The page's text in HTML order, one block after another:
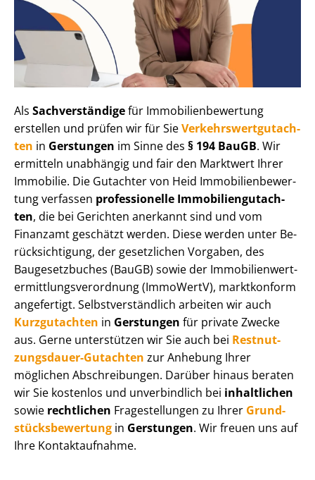
Als Sachverständigefür Im­mo­bi­li­en­be­wer­tung
erstellen und prüfen wir für SieVer­kehrs­wert­gut­ach­
ten in Gerstungen im Sinne des § 194 BauGB. Wir
ermitteln unabhängig und fair den Marktwert Ihrer
Immobilie. Die Gutachter von Heid Im­mo­bi­li­en­be­wer­
tung verfassen professionelle Im­mo­bi­li­en­gut­ach­
ten, die bei Gerichten anerkannt sind und vom
Finanzamt geschätzt werden. Diese werden unter Be­
rück­sich­ti­gung, der gesetzlichen Vorgaben, des
Baugesetzbuches (BauGB) sowie der Im­mo­bi­li­en­wert­
ermitt­lungs­ver­ord­nung (ImmoWertV), marktkonform
angefertigt. Selbst­ver­ständ­lich arbeiten wir auch
Kurzgutachten in Gerstungen für private Zwecke
aus. Gerne unterstützen wir Sie auch bei Rest­nut­
zungs­dau­er-Gutachten zur Anhebung Ihrer
möglichen Abschreibungen. Darüber hinaus beraten
wir Sie kostenlos und unverbindlich bei inhaltlichen
sowie rechtlichen Fragestellungen zu Ihrer Grund­
stücks­be­wer­tung in Gerstungen. Wir freuen uns auf
Ihre Kontaktaufnahme.